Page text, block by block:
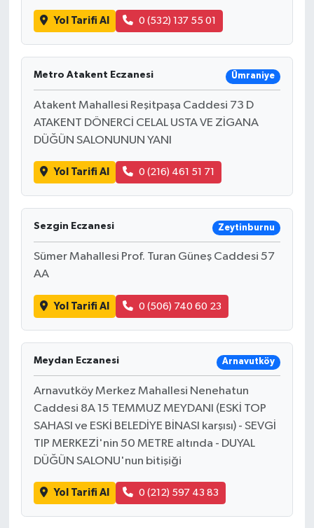
Yol Tarifi Al 0 (532) 137 55 01
Metro Atakent Eczanesi Ümraniye
Atakent Mahallesi Reşitpaşa Caddesi 73 D
ATAKENT DÖNERCİ CELAL USTA VE ZİGANA
DÜĞÜN SALONUNUN YANI
Yol Tarifi Al 0 (216) 461 51 71
Sezgin Eczanesi Zeytinburnu
Sümer Mahallesi Prof. Turan Güneş Caddesi 57
AA
Yol Tarifi Al 0 (506) 740 60 23
Meydan Eczanesi Arnavutköy
Arnavutköy Merkez Mahallesi Nenehatun
Caddesi 8A 15 TEMMUZ MEYDANI (ESKİ TOP
SAHASI ve ESKİ BELEDİYE BİNASI karşısı) - SEVGİ
TIP MERKEZİ'nin 50 METRE altında - DUYAL
DÜĞÜN SALONU'nun bitişiği
Yol Tarifi Al 0 (212) 597 43 83